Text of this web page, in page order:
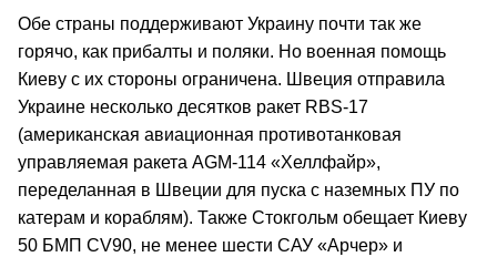
Обе страны поддерживают Украину почти так же
горячо, как прибалты и поляки. Но военная помощь
Киеву с их стороны ограничена. Швеция отправила
Украине несколько десятков ракет RBS-17
(американская авиационная противотанковая
управляемая ракета AGM-114 «Хеллфайр»,
переделанная в Швеции для пуска с наземных ПУ по
катерам и кораблям). Также Стокгольм обещает Киеву
50 БМП CV90, не менее шести САУ «Арчер» и